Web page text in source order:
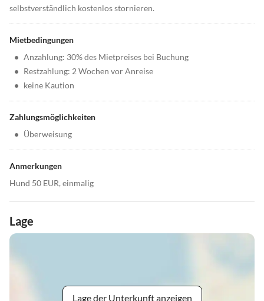
selbstverständlich kostenlos stornieren.
Mietbedingungen
• Anzahlung: 30% des Mietpreises bei Buchung
• Restzahlung: 2 Wochen vor Anreise
• keine Kaution
Zahlungsmöglichkeiten
• Überweisung
Anmerkungen
Hund 50 EUR, einmalig
Lage
Lage der Unterkunft anzeigen